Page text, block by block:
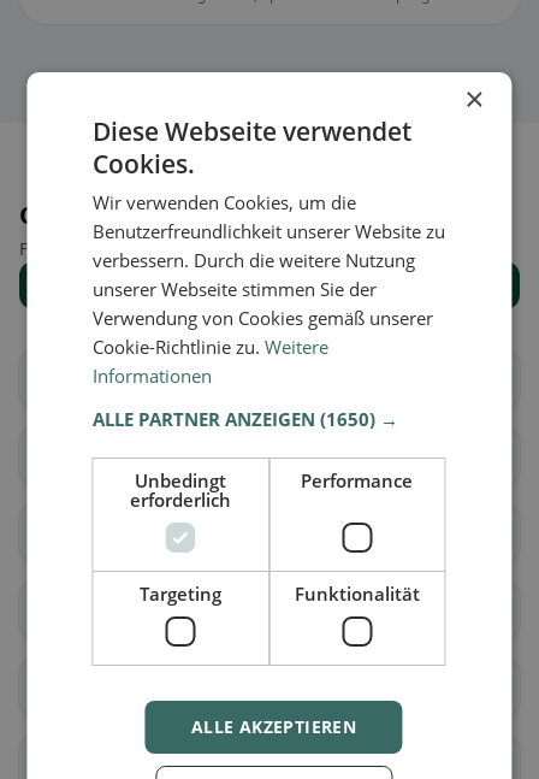
Orte in der Nähe
Finde den passenden Ort für deine Restaurantsuche.
Alle Orte anzeigen
Alagna
Albuzzano Arena Po
Bagnaria
Bereguardo
×
Diese Webseite verwendet
Cookies.
Wir verwenden Cookies, um die
Benutzerfreundlichkeit unserer Website zu
verbessern. Durch die weitere Nutzung
unserer Webseite stimmen Sie der
Verwendung von Cookies gemäß unserer
Cookie-Richtlinie zu.Weitere
Informationen
ALLE PARTNER ANZEIGEN(1650) →
Unbedingt
erforderlich
Performance
Targeting Funktionalität
ALLE AKZEPTIEREN